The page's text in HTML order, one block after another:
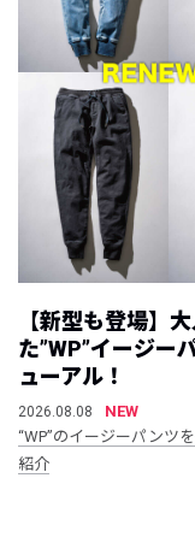
【新型も登場】
た”WP”イージー
ューアル！
2026.08.08
NEW
“WP”のイージーパンツ
紹介